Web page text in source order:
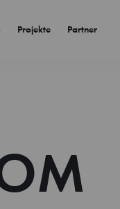
Projekte Partner